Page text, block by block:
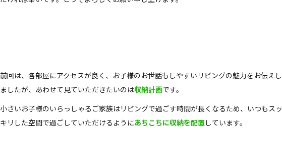
前回は、各部屋にアクセスが良く、お子様のお世話もしやすいリビングの魅力をお伝えし
ましたが、あわせて見ていただきたいのは収納計画です。
小さいお子様のいらっしゃるご家族はリビングで過ごす時間が長くなるため、いつもスッ
キリした空間で過ごしていただけるようにあちこちに収納を配置 しています。